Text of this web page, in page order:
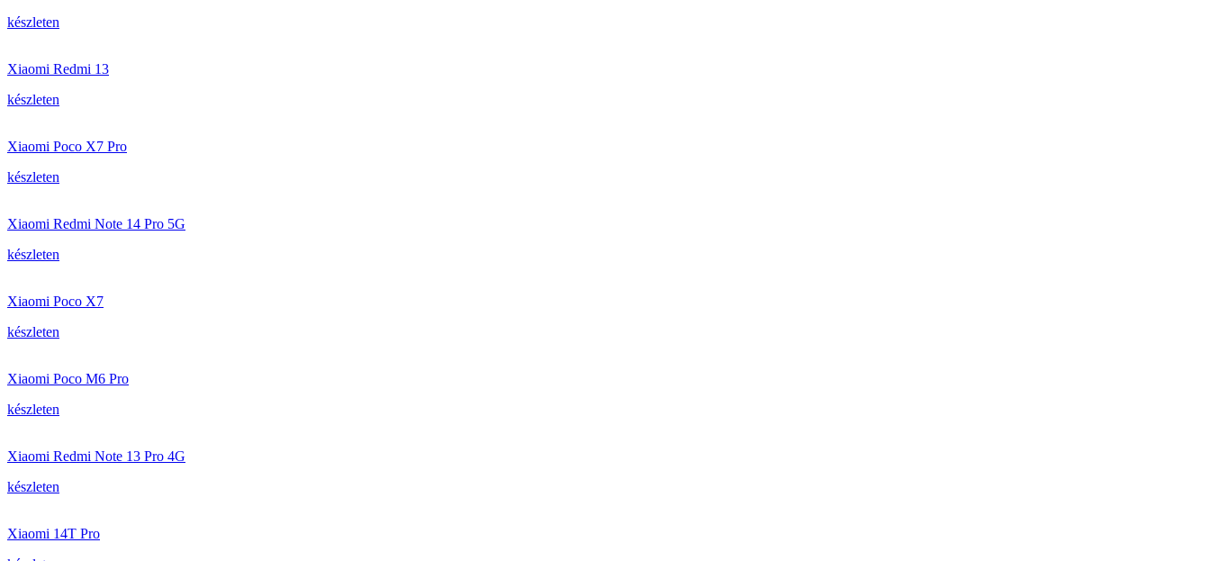
készleten
Xiaomi Redmi 13
készleten
Xiaomi Poco X7 Pro
készleten
Xiaomi Redmi Note 14 Pro 5G
készleten
Xiaomi Poco X7
készleten
Xiaomi Poco M6 Pro
készleten
Xiaomi Redmi Note 13 Pro 4G
készleten
Xiaomi 14T Pro